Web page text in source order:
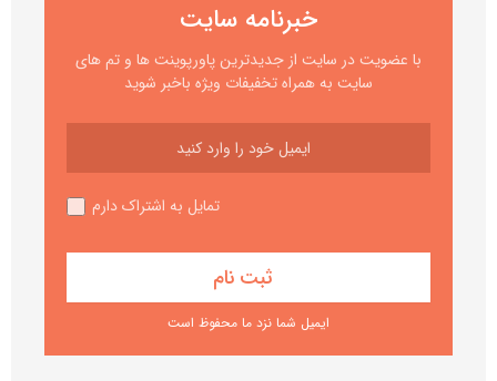
خبرنامه سایت
با عضویت در سایت از جدیدترین پاورپوینت ها و تم های
سایت به همراه تخفیفات ویژه باخبر شوید
تمایل به اشتراک دارم
ایمیل شما نزد ما محفوظ است